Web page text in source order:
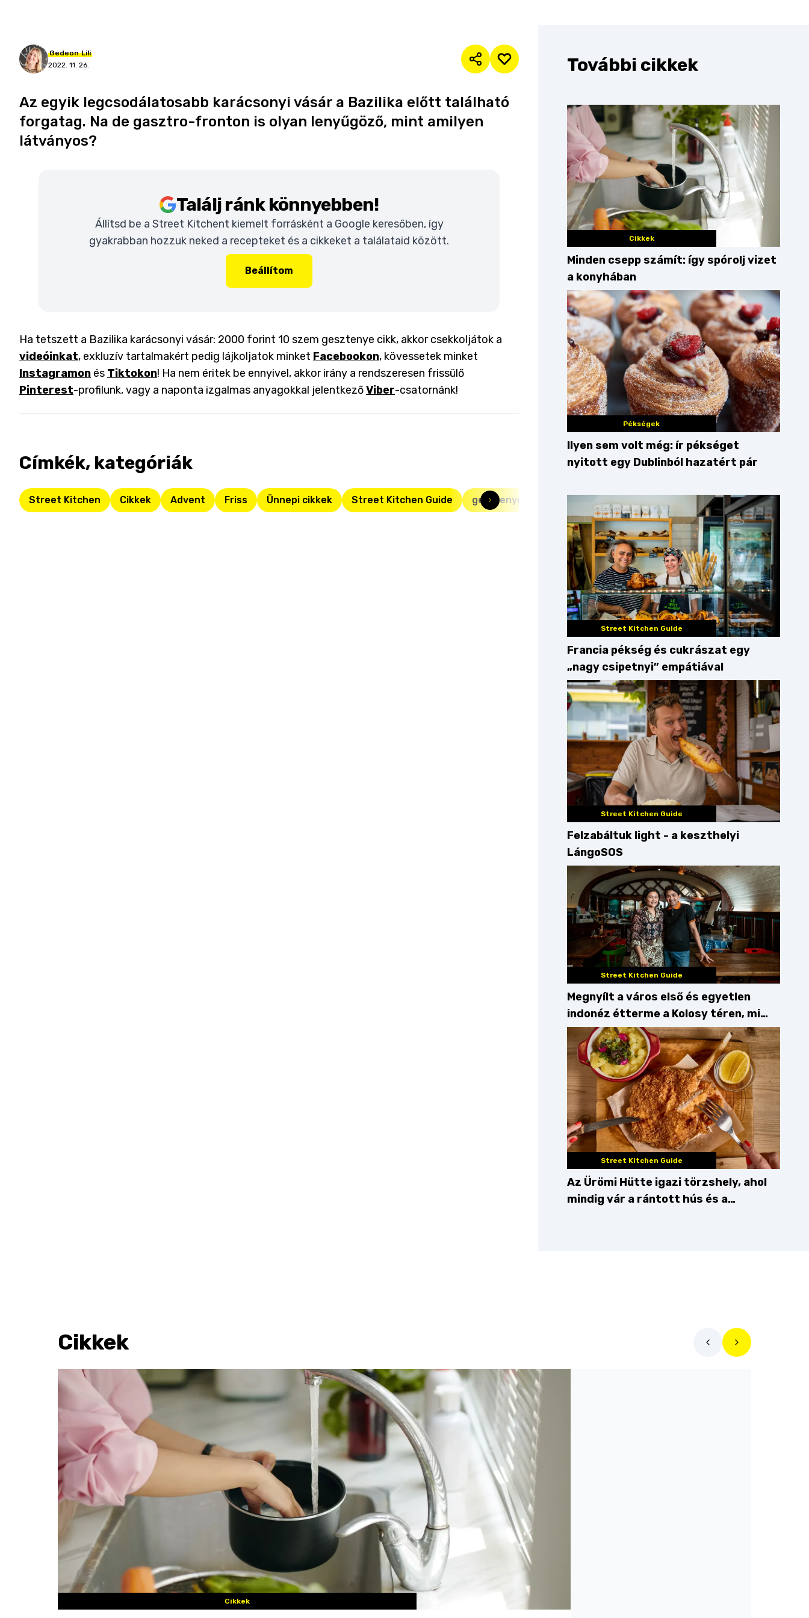
Gedeon Lili
2022. 11. 26.
Az egyik legcsodálatosabb karácsonyi vásár a Bazilika előtt található
forgatag. Na de gasztro-fronton is olyan lenyűgöző, mint amilyen
látványos?
Találj ránk könnyebben!
Állítsd be a Street Kitchent kiemelt forrásként a Google keresőben, így
gyakrabban hozzuk neked a recepteket és a cikkeket a találataid között.
Beállítom
Ha tetszett a Bazilika karácsonyi vásár: 2000 forint 10 szem gesztenye cikk, akkor csekkoljátok a
videóinkat, exkluzív tartalmakért pedig lájkoljatok minket Facebookon, kövessetek minket
Instagramon és Tiktokon! Ha nem éritek be ennyivel, akkor irány a rendszeresen frissülő
Pinterest-profilunk, vagy a naponta izgalmas anyagokkal jelentkezőViber-csatornánk!
Címkék, kategóriák
Street Kitchen Cikkek Advent Friss Ünnepi cikkek Street Kitchen Guide gesztenye pulled pork
További cikkek
Cikkek
Minden csepp számít: így spórolj vizet
a konyhában
Pékségek
Ilyen sem volt még: ír pékséget
nyitott egy Dublinból hazatért pár
Street Kitchen Guide
Francia pékség és cukrászat egy
„nagy csipetnyi” empátiával
Street Kitchen Guide
Felzabáltuk light - a keszthelyi
LángoSOS
Street Kitchen Guide
Megnyílt a város első és egyetlen
indonéz étterme a Kolosy téren, mi
pedig kipróbáltuk!
Street Kitchen Guide
Az Ürömi Hütte igazi törzshely, ahol
mindig vár a rántott hús és a
Cikkek
Cikkek